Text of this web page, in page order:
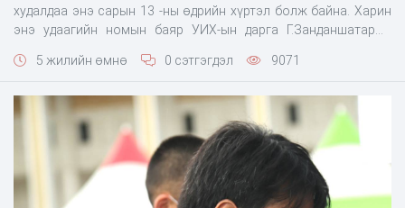
худалдаа энэ сарын 13 -ны өдрийн хүртэл болж байна. Харин
энэ удаагийн номын баяр УИХ-ын дарга Г.Занданшатарын
хэмжээг тохиолдуулан мэндчилгээндээ “Ном нойр хүргэдэг”
болсон ба
5 жилийн өмнө 0 сэтгэгдэл 9071